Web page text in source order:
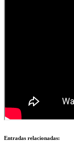
Entradas relacionadas: